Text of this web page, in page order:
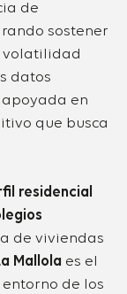
de
sostener
volatilidad
datos
apoyada en
que busca
residencial
de viviendas
Mallola es el
de los